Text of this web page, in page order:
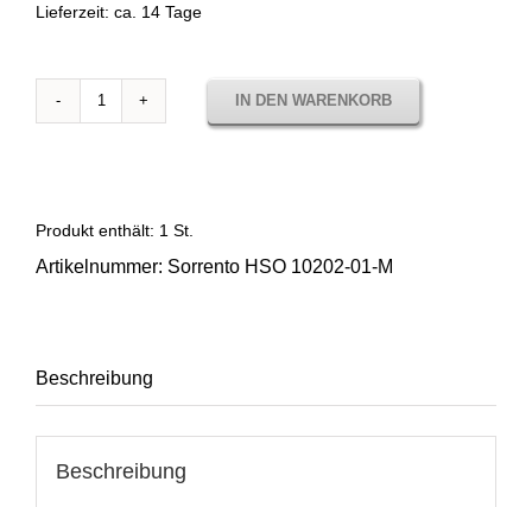
Lieferzeit: ca. 14 Tage
Stoffmuster
10202
IN DEN WARENKORB
Produkt enthält: 1 St.
Artikelnummer: Sorrento HSO 10202-01-M
Beschreibung
Beschreibung